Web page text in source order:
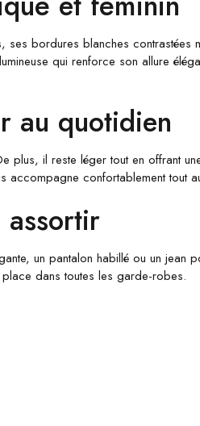
bordures blanches contrastées
qui renforce son allure
au quotidien
il reste léger tout en offrant
accompagne confortablement tout
un pantalon habillé ou un jean
dans toutes les garde-robes.